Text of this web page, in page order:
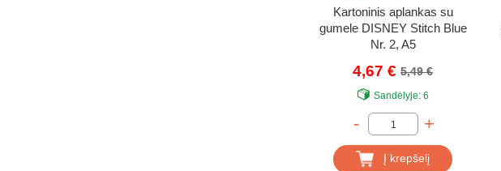
Kartoninis aplankas su
gumele DISNEY Stitch Blue
Nr. 2, A5
4,67 € 5,49 €
Sandėlyje:6
- +
Į krepšelį